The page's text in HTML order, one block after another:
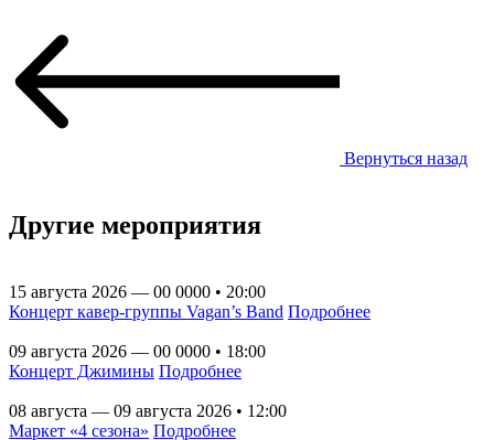
Вернуться назад
Другие мероприятия
15 августа 2026 — 00 0000 • 20:00
Концерт кавер-группы Vagan’s Band Подробнее
09 августа 2026 — 00 0000 • 18:00
Концерт Джимины Подробнее
08 августа — 09 августа 2026 • 12:00
Маркет «4 сезона» Подробнее